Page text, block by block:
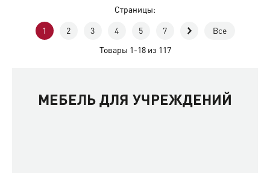
Страницы:
1 2 3 4 5 7 Все
Товары 1-18 из 117
МЕБЕЛЬ ДЛЯ УЧРЕЖДЕНИЙ